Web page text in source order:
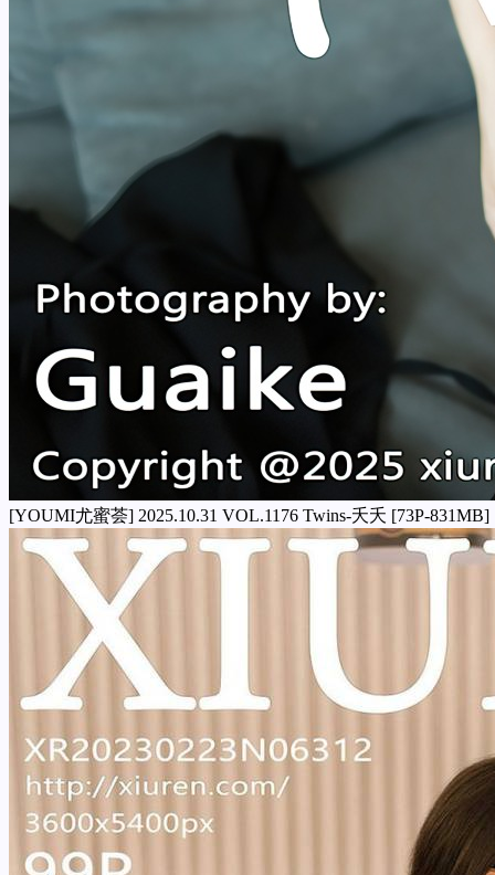
[YOUMI尤蜜荟] 2025.10.31 VOL.1176 Twins-夭夭 [73P-831MB]